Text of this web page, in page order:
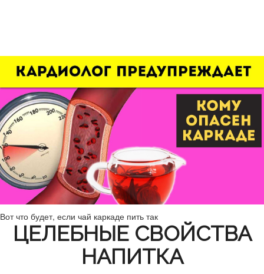
Вот что будет, если чай каркаде пить так
ЦЕЛЕБНЫЕ СВОЙСТВА
НАПИТКА